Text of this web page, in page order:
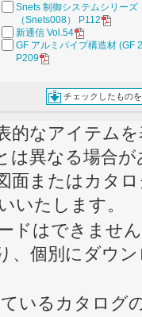
Snets 制御システムシリーズ
（Snets008） P112
新通信 Vol.54
GF アルミパイプ構造材 (GF
P209
チェックしたもの
的なアイテム
は異なる場合
面またはカタ
いたします。
ドはできませ
、個別にダウ
いるカタログ